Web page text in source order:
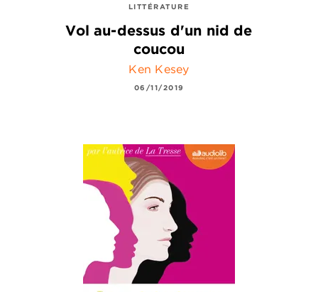
LITTÉRATURE
Vol au-dessus d'un nid de
coucou
Ken Kesey
06/11/2019